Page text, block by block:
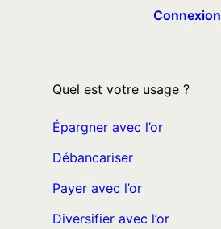
Connexion
Quel est votre usage ?
Épargner avec l’or
Débancariser
Payer avec l’or
Diversifier avec l’or